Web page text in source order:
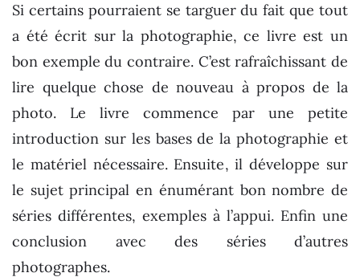
Si certains pourraient se targuer du fait que tout
a été écrit sur la photographie, ce livre est un
bon exemple du contraire. C’est rafraîchissant de
lire quelque chose de nouveau à propos de la
photo. Le livre commence par une petite
introduction sur les bases de la photographie et
le matériel nécessaire. Ensuite, il développe sur
le sujet principal en énumérant bon nombre de
séries différentes, exemples à l’appui. Enfin une
conclusion avec des séries d’autres
photographes.